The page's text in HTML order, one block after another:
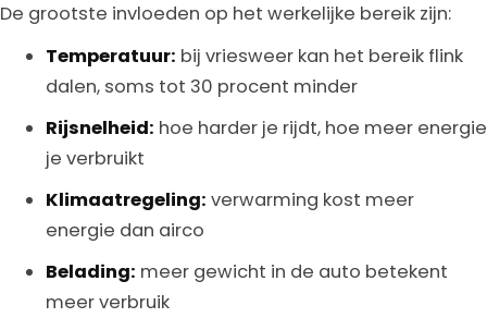
De grootste invloeden op het werkelijke bereik zijn:
Temperatuur: bij vriesweer kan het bereik flink
dalen, soms tot 30 procent minder
Rijsnelheid: hoe harder je rijdt, hoe meer energie
je verbruikt
Klimaatregeling: verwarming kost meer
energie dan airco
Belading: meer gewicht in de auto betekent
meer verbruik